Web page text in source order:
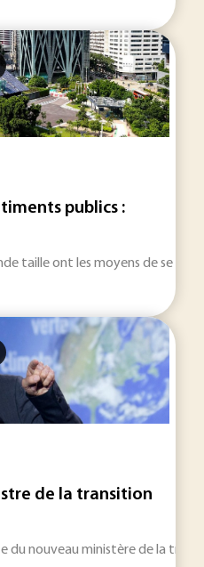
publics :
taille ont les moyens de se
de la transition
du nouveau ministère de la